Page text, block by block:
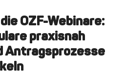
OZF-Webinare:
praxisnah
Antragsprozesse